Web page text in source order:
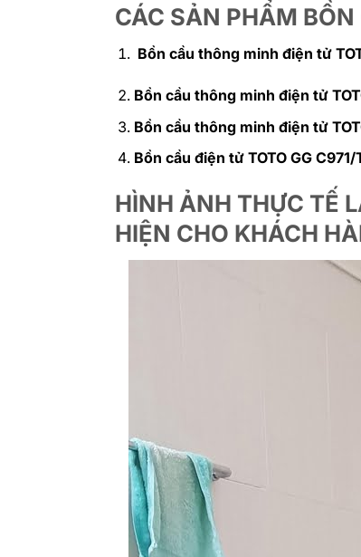
CÁC SẢN PHẨM
Bồn cầu thông minh điện tử
Bồn cầu thông minh điện tử
Bồn cầu thông minh điện tử
Bồn cầu điện tử TOTO GG
HÌNH ẢNH THỰC TẾ
HIỆN CHO KHÁCH